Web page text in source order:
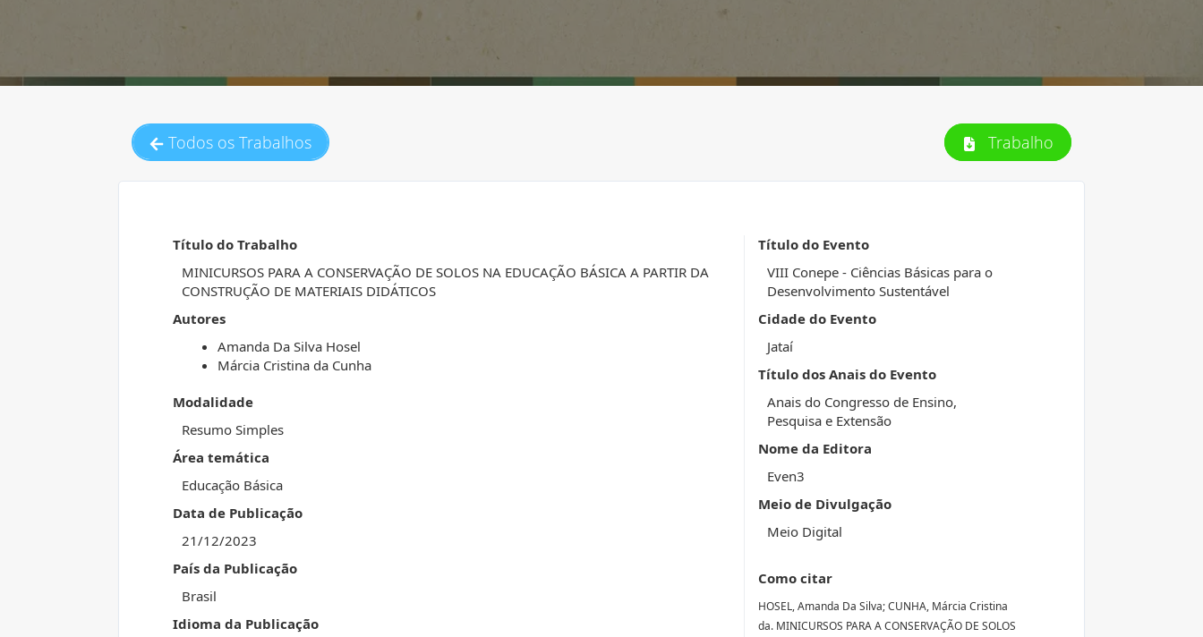
Todos os Trabalhos Trabalho
Título do Trabalho
MINICURSOS PARA A CONSERVAÇÃO DE SOLOS NA EDUCAÇÃO BÁSICA A PARTIR DA
CONSTRUÇÃO DE MATERIAIS DIDÁTICOS
Autores
Amanda Da Silva Hosel
Márcia Cristina da Cunha
Modalidade
Resumo Simples
Área temática
Educação Básica
Data de Publicação
21/12/2023
País da Publicação
Brasil
Idioma da Publicação
Título do Evento
VIII Conepe - Ciências Básicas para o
Desenvolvimento Sustentável
Cidade do Evento
Jataí
Título dos Anais do Evento
Anais do Congresso de Ensino,
Pesquisa e Extensão
Nome da Editora
Even3
Meio de Divulgação
Meio Digital
Como citar
HOSEL, Amanda Da Silva; CUNHA, Márcia Cristina
da. MINICURSOS PARA A CONSERVAÇÃO DE SOLOS